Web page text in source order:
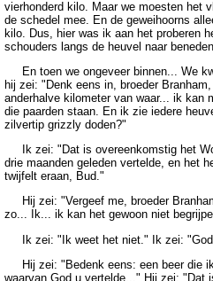
vierhonderd kilo. Maar we moesten het
de schedel mee. En de geweihoorns
kilo. Dus, hier was ik aan het proberen
schouders langs de heuvel naar
En toen we ongeveer binnen... We
hij zei: "Denk eens in, broeder
anderhalve kilometer van waar... ik kan
die paarden staan. En ik zie iedere
zilvertip grizzly doden?"
Ik zei: "Dat is overeenkomstig het
drie maanden geleden vertelde, en het
twijfelt eraan, Bud."
Hij zei: "Vergeef me, broeder
zo... Ik... ik kan het gewoon niet
Ik zei: "Ik weet het niet." Ik zei: "God
Hij zei: "Bedenk eens: een beer die
waarvan God u vertelde..." Hij zei: "Dat